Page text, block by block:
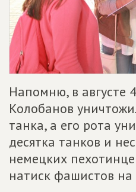
Напомню, в августе
Колобанов
танка, а его рота
десятка танков и
немецких
натиск фашистов